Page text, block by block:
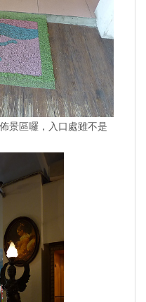
景區囉，入口處雖不是